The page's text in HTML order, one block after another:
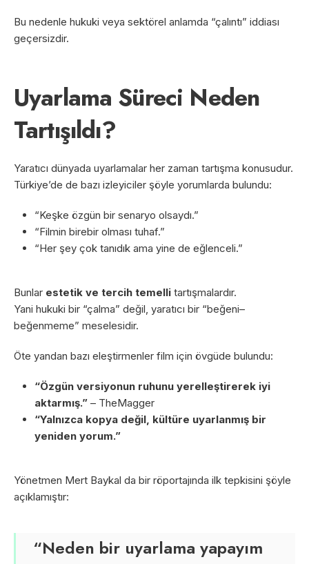
Bu nedenle hukuki veya sektörel anlamda “çalıntı” iddiası
geçersizdir.
Uyarlama Süreci Neden
Tartışıldı?
Yaratıcı dünyada uyarlamalar her zaman tartışma konusudur.
Türkiye’de de bazı izleyiciler şöyle yorumlarda bulundu:
“Keşke özgün bir senaryo olsaydı.”
“Filmin birebir olması tuhaf.”
“Her şey çok tanıdık ama yine de eğlenceli.”
Bunlar estetik ve tercih temelli tartışmalardır.
Yani hukuki bir “çalma” değil, yaratıcı bir “beğeni–
beğenmeme” meselesidir.
Öte yandan bazı eleştirmenler film için övgüde bulundu:
“Özgün versiyonun ruhunu yerelleştirerek iyi
aktarmış.” – TheMagger
“Yalnızca kopya değil, kültüre uyarlanmış bir
yeniden yorum.”
Yönetmen Mert Baykal da bir röportajında ilk tepkisini şöyle
açıklamıştır:
“Neden bir uyarlama yapayım